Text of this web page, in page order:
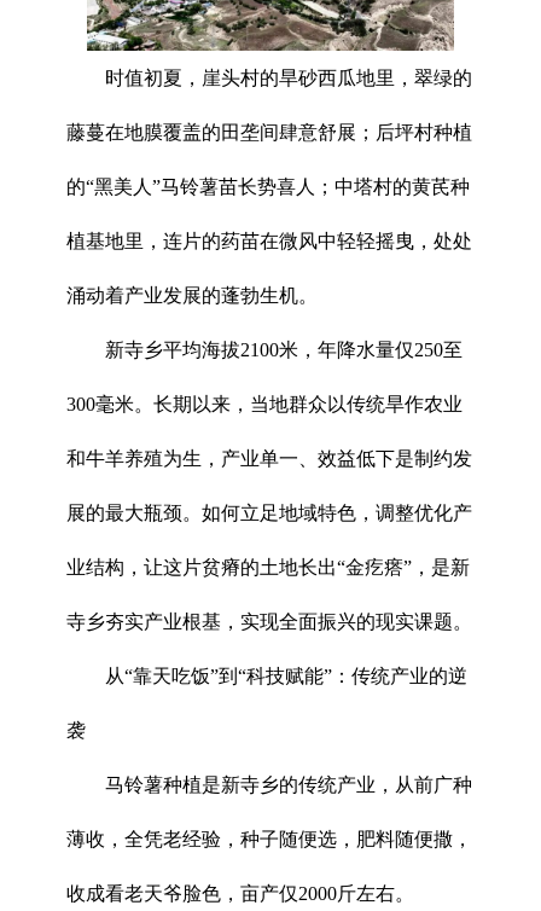
时值初夏，崖头村的旱砂西瓜地里，翠绿的
藤蔓在地膜覆盖的田垄间肆意舒展；后坪村种植
的“黑美人”马铃薯苗长势喜人；中塔村的黄芪种
植基地里，连片的药苗在微风中轻轻摇曳，处处
涌动着产业发展的蓬勃生机。
新寺乡平均海拔2100米，年降水量仅250至
300毫米。长期以来，当地群众以传统旱作农业
和牛羊养殖为生，产业单一、效益低下是制约发
展的最大瓶颈。如何立足地域特色，调整优化产
业结构，让这片贫瘠的土地长出“金疙瘩”，是新
寺乡夯实产业根基，实现全面振兴的现实课题。
从“靠天吃饭”到“科技赋能”：传统产业的逆
袭
马铃薯种植是新寺乡的传统产业，从前广种
薄收，全凭老经验，种子随便选，肥料随便撒，
收成看老天爷脸色，亩产仅2000斤左右。